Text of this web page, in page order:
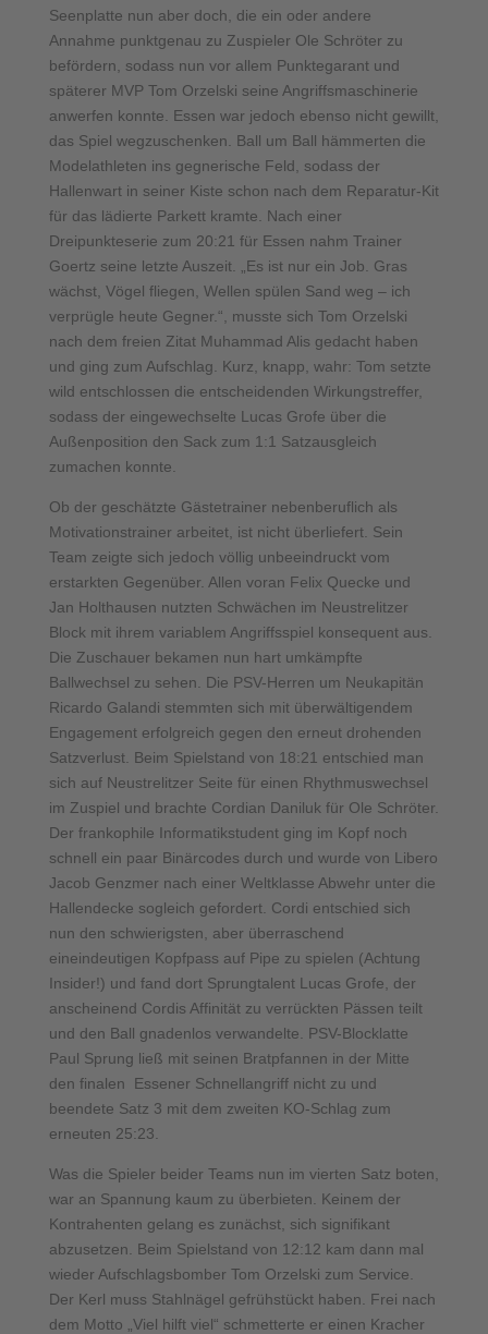
Seenplatte nun aber doch, die ein oder andere
Annahme punktgenau zu Zuspieler Ole Schröter zu
befördern, sodass nun vor allem Punktegarant und
späterer MVP Tom Orzelski seine Angriffsmaschinerie
anwerfen konnte. Essen war jedoch ebenso nicht gewillt,
das Spiel wegzuschenken. Ball um Ball hämmerten die
Modelathleten ins gegnerische Feld, sodass der
Hallenwart in seiner Kiste schon nach dem Reparatur-Kit
für das lädierte Parkett kramte. Nach einer
Dreipunkteserie zum 20:21 für Essen nahm Trainer
Goertz seine letzte Auszeit. „Es ist nur ein Job. Gras
wächst, Vögel fliegen, Wellen spülen Sand weg – ich
verprügle heute Gegner.“, musste sich Tom Orzelski
nach dem freien Zitat Muhammad Alis gedacht haben
und ging zum Aufschlag. Kurz, knapp, wahr: Tom setzte
wild entschlossen die entscheidenden Wirkungstreffer,
sodass der eingewechselte Lucas Grofe über die
Außenposition den Sack zum 1:1 Satzausgleich
zumachen konnte.
Ob der geschätzte Gästetrainer nebenberuflich als
Motivationstrainer arbeitet, ist nicht überliefert. Sein
Team zeigte sich jedoch völlig unbeeindruckt vom
erstarkten Gegenüber. Allen voran Felix Quecke und
Jan Holthausen nutzten Schwächen im Neustrelitzer
Block mit ihrem variablem Angriffsspiel konsequent aus.
Die Zuschauer bekamen nun hart umkämpfte
Ballwechsel zu sehen. Die PSV-Herren um Neukapitän
Ricardo Galandi stemmten sich mit überwältigendem
Engagement erfolgreich gegen den erneut drohenden
Satzverlust. Beim Spielstand von 18:21 entschied man
sich auf Neustrelitzer Seite für einen Rhythmuswechsel
im Zuspiel und brachte Cordian Daniluk für Ole Schröter.
Der frankophile Informatikstudent ging im Kopf noch
schnell ein paar Binärcodes durch und wurde von Libero
Jacob Genzmer nach einer Weltklasse Abwehr unter die
Hallendecke sogleich gefordert. Cordi entschied sich
nun den schwierigsten, aber überraschend
eineindeutigen Kopfpass auf Pipe zu spielen (Achtung
Insider!) und fand dort Sprungtalent Lucas Grofe, der
anscheinend Cordis Affinität zu verrückten Pässen teilt
und den Ball gnadenlos verwandelte. PSV-Blocklatte
Paul Sprung ließ mit seinen Bratpfannen in der Mitte
den finalen Essener Schnellangriff nicht zu und
beendete Satz 3 mit dem zweiten KO-Schlag zum
erneuten 25:23.
Was die Spieler beider Teams nun im vierten Satz boten,
war an Spannung kaum zu überbieten. Keinem der
Kontrahenten gelang es zunächst, sich signifikant
abzusetzen. Beim Spielstand von 12:12 kam dann mal
wieder Aufschlagsbomber Tom Orzelski zum Service.
Der Kerl muss Stahlnägel gefrühstückt haben. Frei nach
dem Motto „Viel hilft viel“ schmetterte er einen Kracher